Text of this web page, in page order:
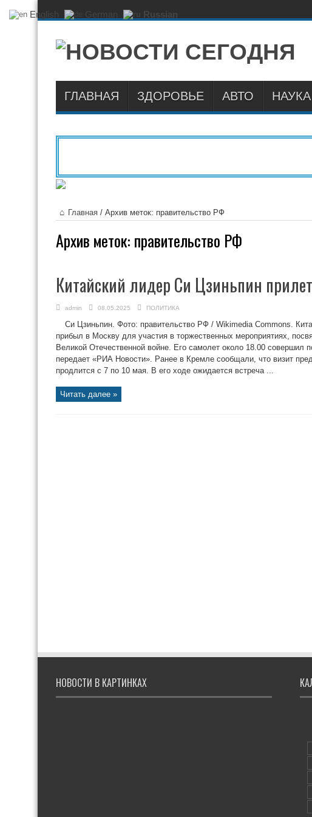
ГЛАВНАЯ ЗДОРОВЬЕ АВТО НАУКА
Главная / Архив меток: правительство РФ
Архив меток: правительство РФ
Китайский лидер Си Цзиньпин
admin 08.05.2025 ПОЛИТИКА
Си Цзиньпин. Фото: правительство РФ / Wikimedia Commons.
прибыл в Москву для участия в торжественных мероприятиях,
Великой Отечественной войне. Его самолет около 18.00 совершил
передает «РИА Новости». Ранее в Кремле сообщали, что визит
продлится с 7 по 10 мая. В его ходе ожидается встреча ...
Читать далее »
НОВОСТИ В КАРТИНКАХ
English German Russian